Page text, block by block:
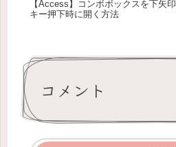
【Access】コンボボックスを下矢印
キー押下時に開く方法
コメント